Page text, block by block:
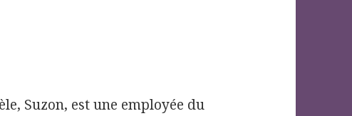
Suzon, est une employée du